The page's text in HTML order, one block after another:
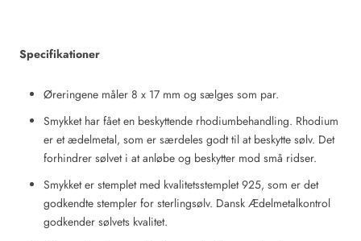
Specifikationer
Øreringene måler 8 x 17 mm og sælges som par.
Smykket har fået en beskyttende rhodiumbehandling. Rhodium
er et ædelmetal, som er særdeles godt til at beskytte sølv. Det
forhindrer sølvet i at anløbe og beskytter mod små ridser.
Smykket er stemplet med kvalitetsstemplet 925, som er det
godkendte stempler for sterlingsølv. Dansk Ædelmetalkontrol
godkender sølvets kvalitet.